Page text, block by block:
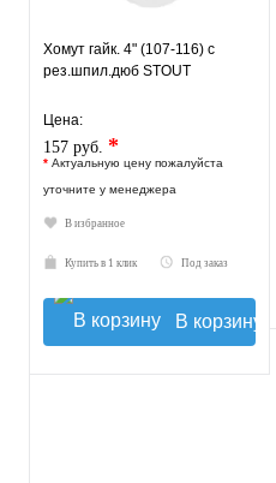
Хомут гайк. 4" (107-116) с
рез.шпил.дюб STOUT
Цена:
157 руб. *
* Актуальную цену пожалуйста
уточните у менеджера
В избранное
Купить в 1 клик Под заказ
В корзину